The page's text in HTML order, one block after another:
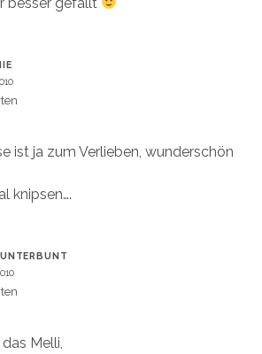
ist ja zum Verlieben, wunderschön
knipsen….
Melli,